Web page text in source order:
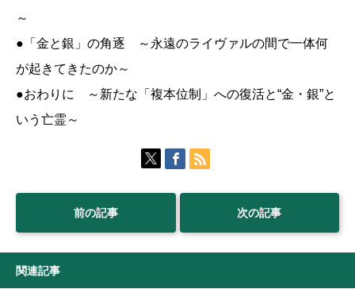
～
●「金と銀」の角逐 ～永遠のライヴァルの間で一体何
が起きてきたのか～
●おわりに ～新たな「複本位制」への復活と“金・銀”と
いう亡霊～
前の記事 次の記事
関連記事